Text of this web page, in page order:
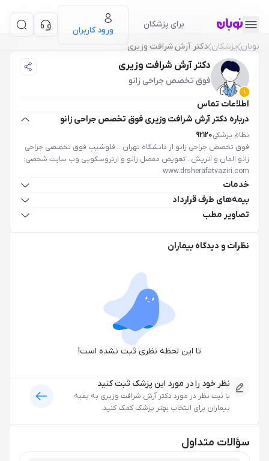
برای پزشکان
ورود کاربران
نوبان پزشکان دکتر آرش شرافت وزیری
دکتر آرش شرافت وزیری
فوق تخصص جراحی زانو
اطلاعات تماس
درباره دکتر آرش شرافت وزیری فوق تخصص جراحی زانو
نظام پزشکی92120
فوق تخصص جراحی زانو از دانشگاه تهران .. فلوشیپ فوق تخصصی جراحی
زانو المان و اتریش.. تعویض مفصل زانو و ارتروسکوپی وب سایت شخصی:
www.drsherafatvaziri.com
خدمات
بیمه‌های طرف قرارداد
تصاویر مطب
نظرات و دیدگاه بیماران
تا این لحظه نظری ثبت نشده است!
نظر خود را در مورد این پزشک ثبت کنید
با ثبت نظر در مورد دکتر آرش شرافت وزیری به بقیه
بیماران برای انتخاب بهتر پزشک کمک کنید.
سؤالات متداول